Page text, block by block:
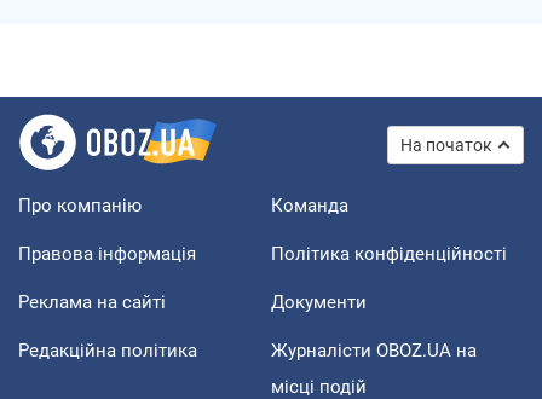
На початок
Про компанію Команда
Правова інформація Політика конфіденційності
Реклама на сайті Документи
Редакційна політика
Журналісти OBOZ.UA на
місці подій